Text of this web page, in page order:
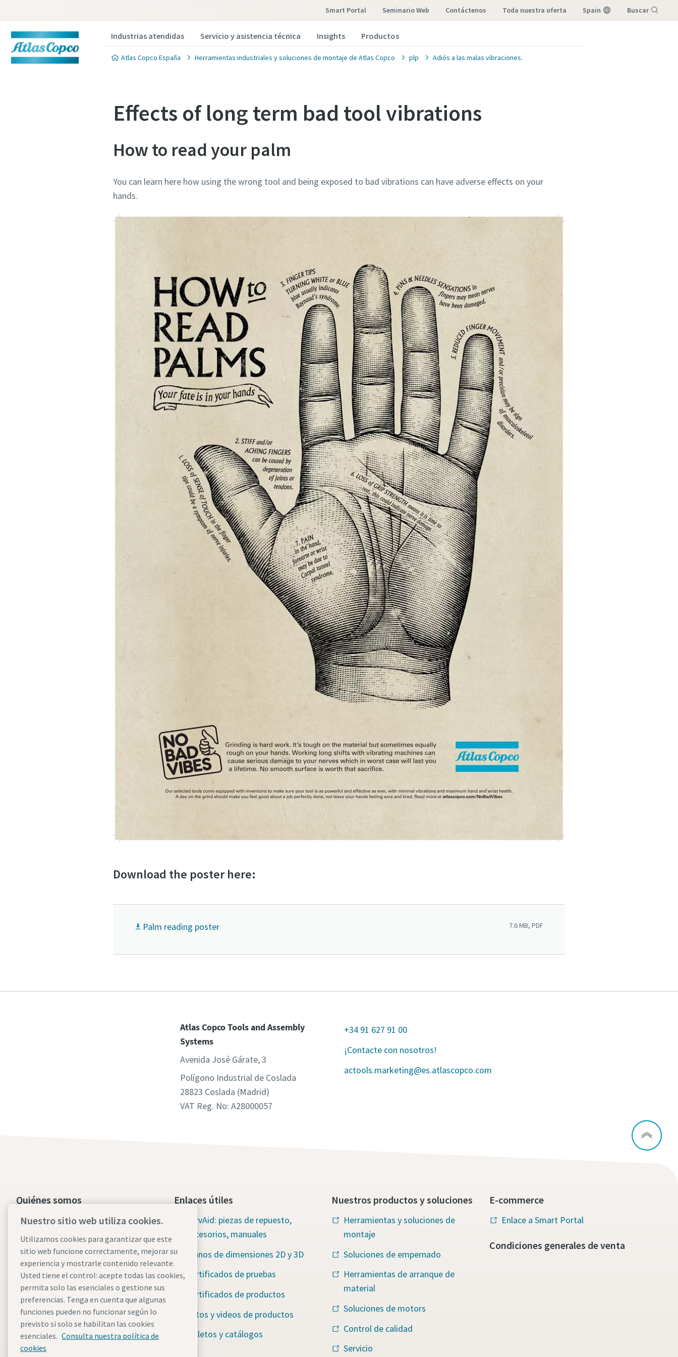
Smart Portal Seminario Web contáctenos toda nuestra oferta Spain Buscar
Industrias atendidas Servicio y asistencia técnica Insights Productos
Atlas Copco España Herramientas industriales y soluciones de montaje de Atlas Copco plp Adiós a las malas vibraciones.
Effects of long term bad tool vibrations
How to read your palm
You can learn here how using the wrong tool and being exposed to bad vibrations can have adverse effects on your
hands.
Download the poster here:
Palm reading poster 7.6 MB, PDF
Atlas Copco Tools and Assembly
Systems
Avenida José Gárate, 3
Polígono Industrial de Coslada
28823 Coslada (Madrid)
VAT Reg. No: A28000057
+34 91 627 91 00
¡Contacte con nosotros!
actools.marketing@es.atlascopco.com
Quiénes somos
Grupo Atlas Copco
Técnicas Industriales
Industrias
Empleo
Enlaces útiles
ServAid: piezas de repuesto,
accesorios, manuales
Planos de dimensiones 2D y 3D
Certificados de pruebas
Certificados de productos
Fotos y videos de productos
Folletos y catálogos
Nuestros productos y soluciones
Herramientas y soluciones de
montaje
Soluciones de empernado
Herramientas de arranque de
material
Soluciones de motors
Control de calidad
Servicio
E-commerce
Enlace a Smart Portal
Condiciones generales de venta
Nuestro sitio web utiliza cookies.
Utilizamos cookies para garantizar que este
sitio web funcione correctamente, mejorar su
experiencia y mostrarle contenido relevante.
Usted tiene el control: acepte todas las cookies,
permita solo las esenciales o gestione sus
preferencias. Tenga en cuenta que algunas
funciones pueden no funcionar según lo
previsto si solo se habilitan las cookies
esenciales. Consulta nuestra política de
cookies